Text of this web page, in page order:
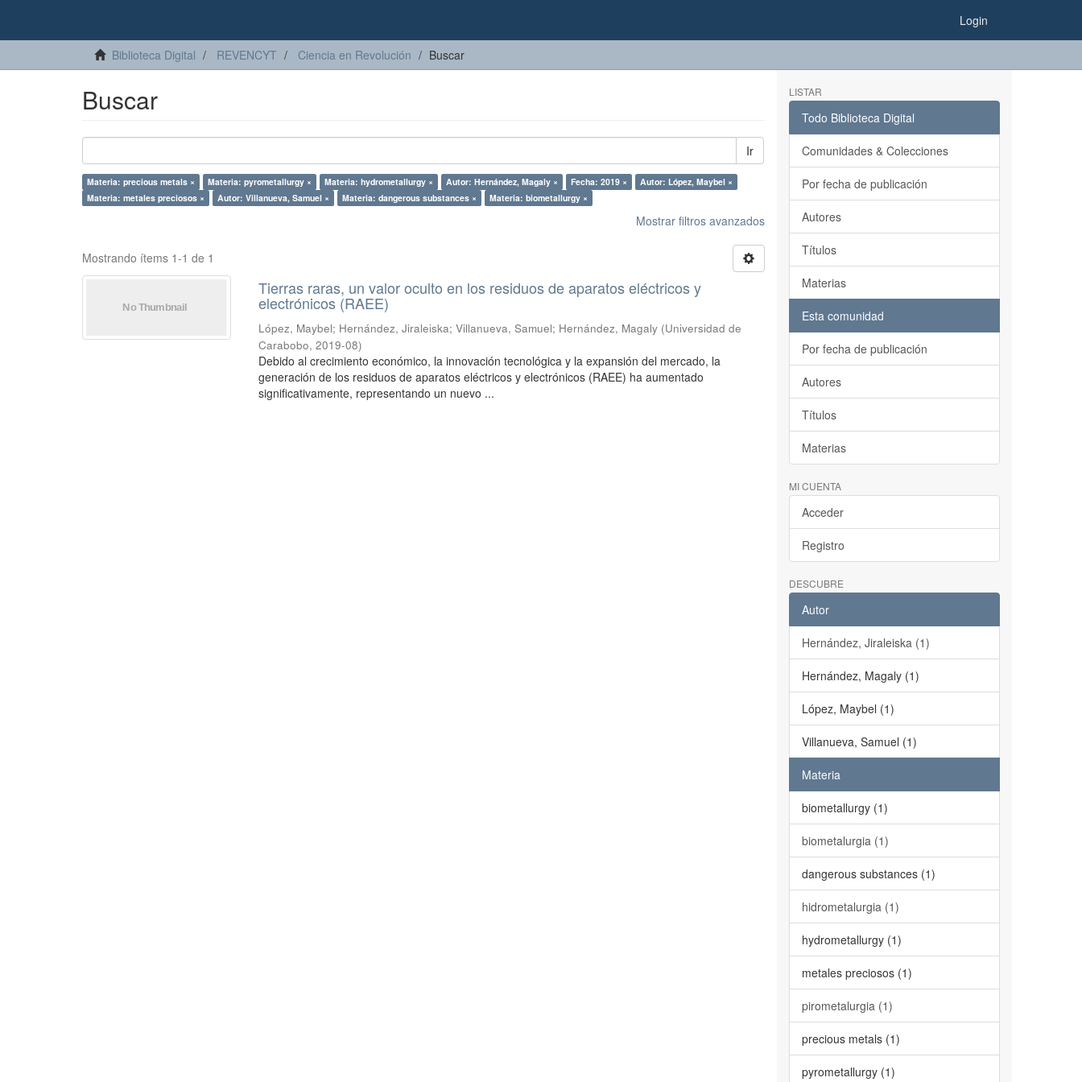
Login
Biblioteca Digital REVENCYT Ciencia en Revolución Buscar
Buscar
Ir
Materia: precious metals × Materia: pyrometallurgy × Materia: hydrometallurgy × Autor: Hernández, Magaly × Fecha: 2019 ×
Autor: López, Maybel ×
Materia: metales preciosos ×
Autor: Villanueva, Samuel × Materia: dangerous substances × Materia: biometallurgy ×
Mostrar filtros avanzados
Mostrando ítems 1-1 de 1
Tierras raras, un valor oculto en los residuos de aparatos eléctricos y
electrónicos (RAEE)
López, Maybel; Hernández, Jiraleiska;Villanueva, Samuel; Hernández, Magaly (Universidad de
Carabobo,2019-08)
Debido al crecimiento económico, la innovación tecnológica y la expansión del mercado, la
generación de los residuos de aparatos eléctricos y electrónicos (RAEE) ha aumentado
significativamente, representando un nuevo ...
LISTAR
Todo Biblioteca Digital
Comunidades & Colecciones
Por fecha de publicación
Autores
Títulos
Materias
Esta comunidad
Por fecha de publicación
Autores
Títulos
Materias
MI CUENTA
Acceder
Registro
DESCUBRE
Autor
Hernández, Jiraleiska (1)
Hernández, Magaly (1)
López, Maybel (1)
Villanueva, Samuel (1)
Materia
biometallurgy (1)
biometalurgia (1)
dangerous substances (1)
hidrometalurgia (1)
hydrometallurgy (1)
metales preciosos (1)
pirometalurgia (1)
precious metals (1)
pyrometallurgy (1)